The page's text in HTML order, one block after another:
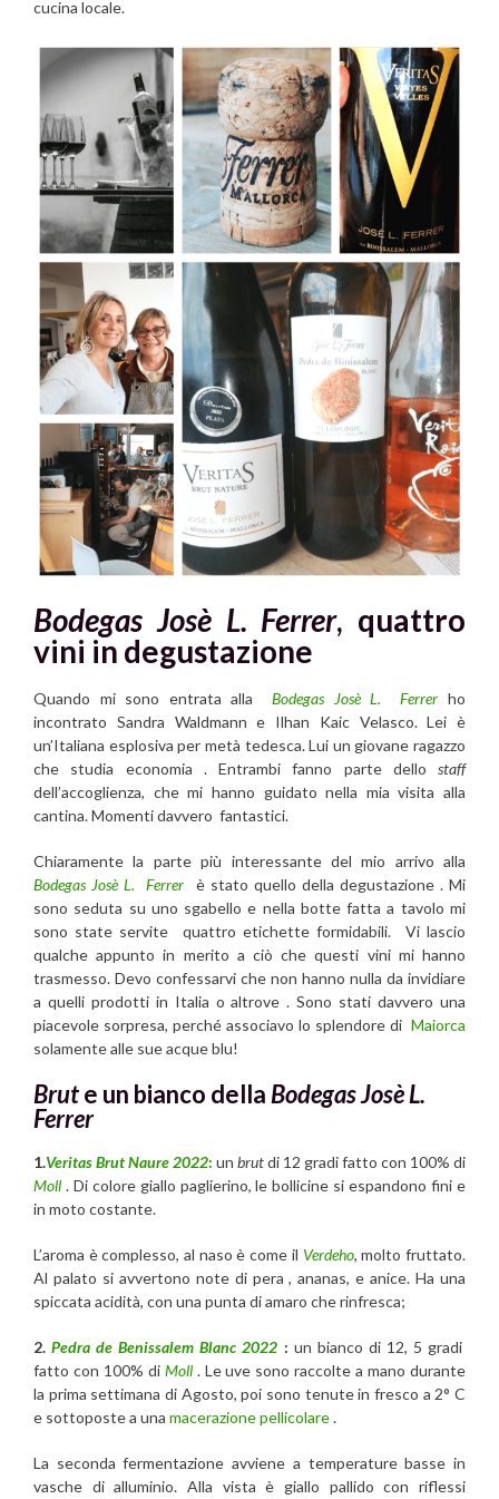
cucina locale.
Bodegas Josè L. Ferrer, quattro
vini in degustazione
Quando mi sono entrata allaBodegas Josè L. Ferrer ho
incontrato Sandra Waldmann e Ilhan Kaic Velasco. Lei è
un’Italiana esplosiva per metà tedesca. Lui un giovane ragazzo
che studia economia . Entrambi fanno parte dello staff
dell’accoglienza, che mi hanno guidato nella mia visita alla
cantina. Momenti davvero fantastici.
Chiaramente la parte più interessante del mio arrivo alla
Bodegas Josè L. Ferrer è stato quello della degustazione . Mi
sono seduta su uno sgabello e nella botte fatta a tavolo mi
sono state servite quattro etichette formidabili. Vi lascio
qualche appunto in merito a ciò che questi vini mi hanno
trasmesso. Devo confessarvi che non hanno nulla da invidiare
a quelli prodotti in Italia o altrove . Sono stati davvero una
piacevole sorpresa, perché associavo lo splendore di Maiorca
solamente alle sue acque blu!
Brute un bianco della Bodegas Josè L.
Ferrer
1.VeritasBrut Naure 2022: un brutdi 12 gradi fatto con 100% di
Moll . Di colore giallo paglierino, le bollicine si espandono fini e
in moto costante.
L’aroma è complesso, al naso è come il Verdeho, molto fruttato.
Al palato si avvertono note di pera , ananas, e anice. Ha una
spiccata acidità, con una punta di amaro che rinfresca;
2.Pedra de Benissalem Blanc 2022 : un bianco di 12, 5 gradi
fatto con 100% di Moll . Le uve sono raccolte a mano durante
la prima settimana di Agosto, poi sono tenute in fresco a 2° C
e sottoposte a una macerazione pellicolare.
La seconda fermentazione avviene a temperature basse in
vasche di alluminio. Alla vista è giallo pallido con riflessi